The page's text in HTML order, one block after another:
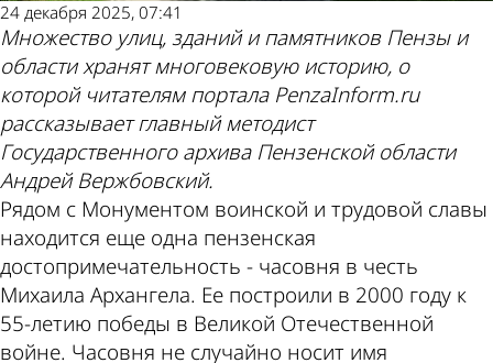
24 декабря 2025, 07:41
Множество улиц, зданий и памятников Пензы и
области хранят многовековую историю, о
которой читателям портала PenzaInform.ru
рассказывает главный методист
Государственного архива Пензенской области
Андрей Вержбовский.
Рядом с Монументом воинской и трудовой славы
находится еще одна пензенская
достопримечательность - часовня в честь
Михаила Архангела. Ее построили в 2000 году к
55-летию победы в Великой Отечественной
войне. Часовня не случайно носит имя